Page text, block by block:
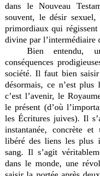
dans le Nouveau
souvent, le désir
primordiaux qui
divine par l’intermédiaire
Bien entendu,
conséquences
société. Il faut bien
désormais, ce n’est plus
c’est l’avenir, le
le présent (d’où
les Écritures juives). Il
instantanée, concrète
libéré des liens les plus
sang. Il s’agit
dans le monde, une